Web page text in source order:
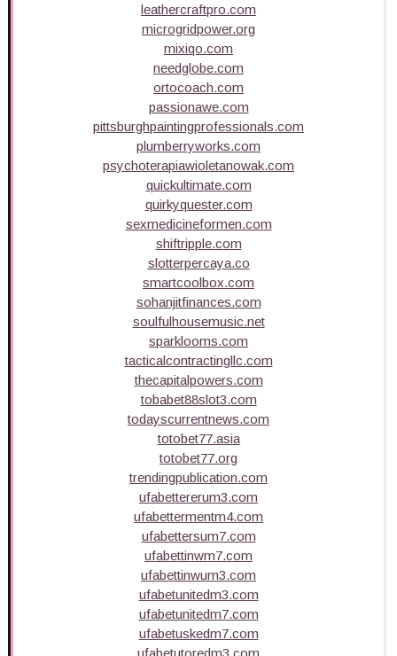
leathercraftpro.com
microgridpower.org
mixiqo.com
needglobe.com
ortocoach.com
passionawe.com
pittsburghpaintingprofessionals.com
plumberryworks.com
psychoterapiawioletanowak.com
quickultimate.com
quirkyquester.com
sexmedicineformen.com
shiftripple.com
slotterpercaya.co
smartcoolbox.com
sohanjitfinances.com
soulfulhousemusic.net
sparklooms.com
tacticalcontractingllc.com
thecapitalpowers.com
tobabet88slot3.com
todayscurrentnews.com
totobet77.asia
totobet77.org
trendingpublication.com
ufabettererum3.com
ufabettermentm4.com
ufabettersum7.com
ufabettinwm7.com
ufabettinwum3.com
ufabetunitedm3.com
ufabetunitedm7.com
ufabetuskedm7.com
ufabetutoredm3.com